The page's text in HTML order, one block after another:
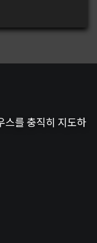
스를 충직히 지도하